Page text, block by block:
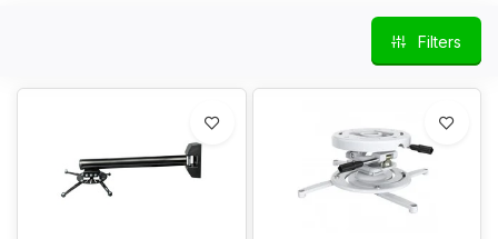
Filters